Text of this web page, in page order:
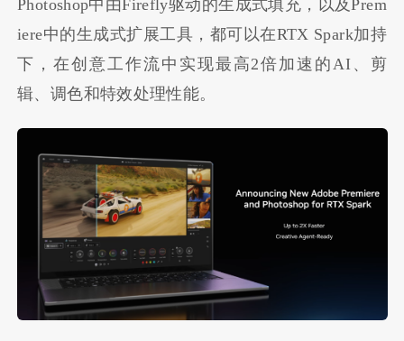
Photoshop中由Firefly驱动的生成式填充，以及Prem
iere中的生成式扩展工具，都可以在RTX Spark加持
下，在创意工作流中实现最高2倍加速的AI、剪
辑、调色和特效处理性能。